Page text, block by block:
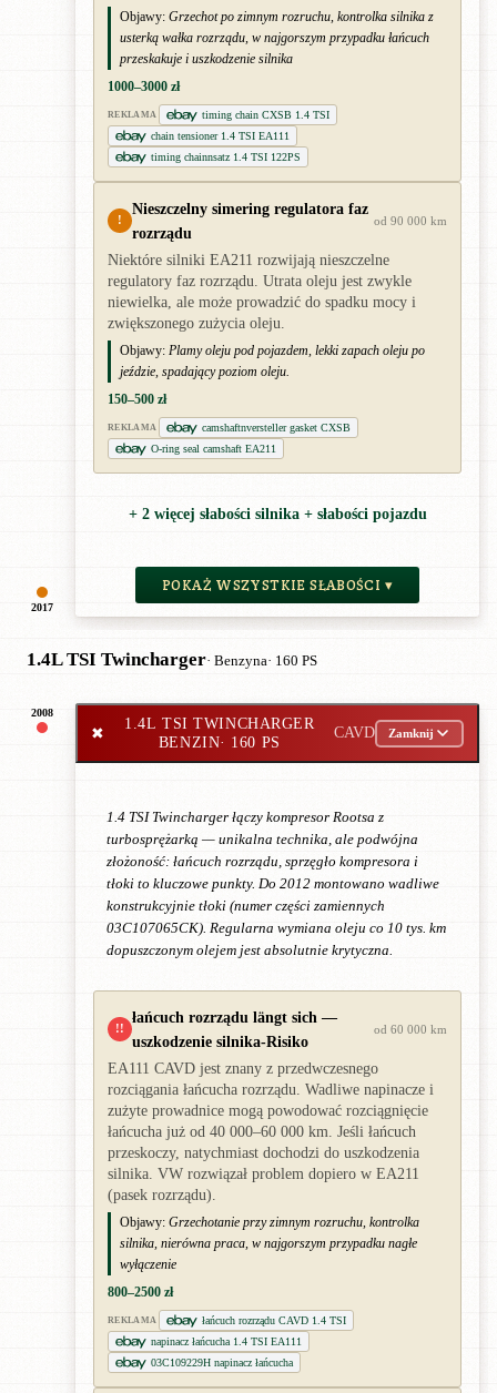
2017
Objawy: Grzechot po zimnym rozruchu, kontrolka silnika z
usterką wałka rozrządu, w najgorszym przypadku łańcuch
przeskakuje i uszkodzenie silnika
1000–3000 zł
REKLAMA
timing chain CXSB 1.4 TSI
chain tensioner 1.4 TSI EA111
timing chainnsatz 1.4 TSI 122PS
!
Nieszczelny simering regulatora faz
rozrządu
od 90 000 km
Niektóre silniki EA211 rozwijają nieszczelne
regulatory faz rozrządu. Utrata oleju jest zwykle
niewielka, ale może prowadzić do spadku mocy i
zwiększonego zużycia oleju.
Objawy: Plamy oleju pod pojazdem, lekki zapach oleju po
jeździe, spadający poziom oleju.
150–500 zł
REKLAMA
camshaftnversteller gasket CXSB
O-ring seal camshaft EA211
+ 2 więcej słabości silnika + słabości pojazdu
POKAŻ WSZYSTKIE SŁABOŚCI ▾
1.4L TSI Twincharger· Benzyna· 160 PS
2008
✖
1.4L TSI TWINCHARGER
BENZIN· 160 PS
CAVD Zamknij
1.4 TSI Twincharger łączy kompresor Rootsa z
turbosprężarką — unikalna technika, ale podwójna
złożoność: łańcuch rozrządu, sprzęgło kompresora i
tłoki to kluczowe punkty. Do 2012 montowano wadliwe
konstrukcyjnie tłoki (numer części zamiennych
03C107065CK). Regularna wymiana oleju co 10 tys. km
dopuszczonym olejem jest absolutnie krytyczna.
!!
łańcuch rozrządu längt sich —
uszkodzenie silnika-Risiko
od 60 000 km
EA111 CAVD jest znany z przedwczesnego
rozciągania łańcucha rozrządu. Wadliwe napinacze i
zużyte prowadnice mogą powodować rozciągnięcie
łańcucha już od 40 000–60 000 km. Jeśli łańcuch
przeskoczy, natychmiast dochodzi do uszkodzenia
silnika. VW rozwiązał problem dopiero w EA211
(pasek rozrządu).
Objawy: Grzechotanie przy zimnym rozruchu, kontrolka
silnika, nierówna praca, w najgorszym przypadku nagłe
wyłączenie
800–2500 zł
REKLAMA
łańcuch rozrządu CAVD 1.4 TSI
napinacz łańcucha 1.4 TSI EA111
03C109229H napinacz łańcucha